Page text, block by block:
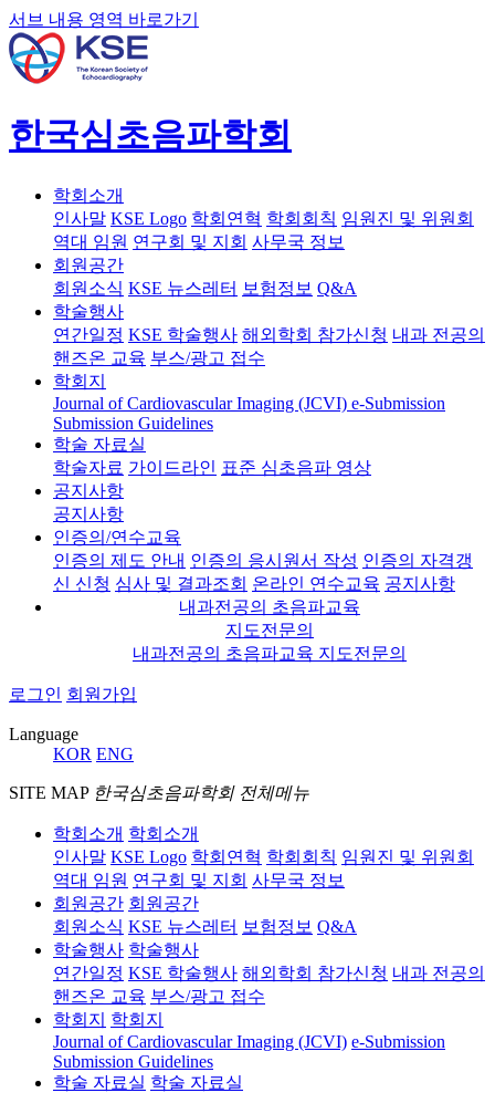
서브 내용 영역 바로가기
한국심초음파학회
학회소개
인사말 KSE Logo 학회연혁 학회회칙 임원진 및 위원회
역대 임원 연구회 및 지회 사무국 정보
회원공간
회원소식 KSE 뉴스레터 보험정보 Q&A
학술행사
연간일정 KSE 학술행사 해외학회 참가신청 내과 전공의
핸즈온 교육 부스/광고 접수
학회지
Journal of Cardiovascular Imaging (JCVI) e-Submission
Submission Guidelines
학술 자료실
학술자료 가이드라인 표준 심초음파 영상
공지사항
공지사항
인증의/연수교육
인증의 제도 안내 인증의 응시원서 작성 인증의 자격갱
신 신청 심사 및 결과조회 온라인 연수교육 공지사항
내과전공의 초음파교육
지도전문의
내과전공의 초음파교육 지도전문의
로그인 회원가입
Language
KOR ENG
SITE MAP 한국심초음파학회 전체메뉴
학회소개 학회소개
인사말 KSE Logo 학회연혁 학회회칙 임원진 및 위원회
역대 임원 연구회 및 지회 사무국 정보
회원공간 회원공간
회원소식 KSE 뉴스레터 보험정보 Q&A
학술행사 학술행사
연간일정 KSE 학술행사 해외학회 참가신청 내과 전공의
핸즈온 교육 부스/광고 접수
학회지
학회지
Journal of Cardiovascular Imaging (JCVI) e-Submission
Submission Guidelines
학술 자료실 학술 자료실